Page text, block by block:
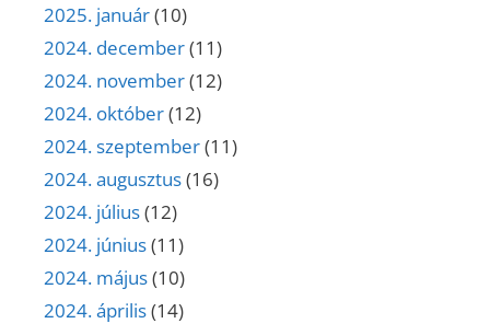
2025. január(10)
2024. december(11)
2024. november(12)
2024. október(12)
2024. szeptember(11)
2024. augusztus(16)
2024. július(12)
2024. június(11)
2024. május(10)
2024. április(14)